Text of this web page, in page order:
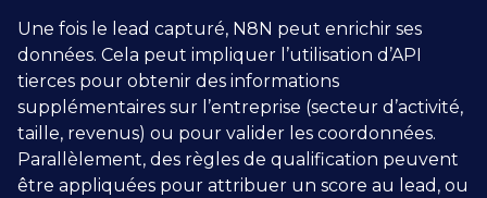
Une fois le lead capturé, N8N peut enrichir ses
données. Cela peut impliquer l’utilisation d’API
tierces pour obtenir des informations
supplémentaires sur l’entreprise (secteur d’activité,
taille, revenus) ou pour valider les coordonnées.
Parallèlement, des règles de qualification peuvent
être appliquées pour attribuer un score au lead, ou